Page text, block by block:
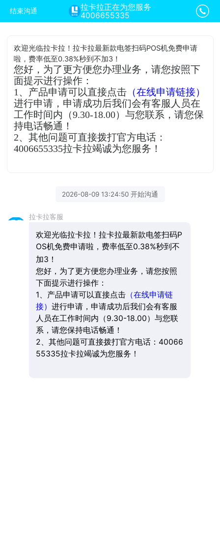
结束沟通
拉卡拉正在为您服务
4006655335
欢迎光临拉卡拉！拉卡拉最新款电签扫码POS机免费申请
啦，费率低至0.38%秒到不加3！
您好，为了更方便您办理业务，请您按照下
面提示进行操作：
1、产品申请可以直接点击 （在线申请链接）
进行申请，申请成功后我们会有客服人员在
工作时间内（9.30-18.00）与您联系，请您保
持电话畅通！
2、其他问题可直接拨打官方电话：
4006655335拉卡拉竭诚为您服务！
2026-08-09 13:24:50 开始沟通
拉卡拉客服
欢迎光临拉卡拉！拉卡拉最新款电签扫码P
OS机免费申请啦，费率低至0.38%秒到不
加3！
您好，为了更方便您办理业务，请您按照
下面提示进行操作：
1、产品申请可以直接点击（在线申请链
接） 进行申请，申请成功后我们会有客服
人员在工作时间内（9.30-18.00）与您联
系，请您保持电话畅通！
2、其他问题可直接拨打官方电话：40066
55335拉卡拉竭诚为您服务！